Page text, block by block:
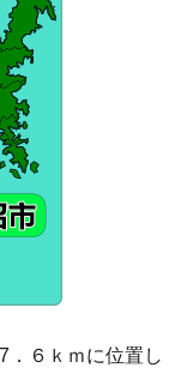
．６ｋｍに位置し